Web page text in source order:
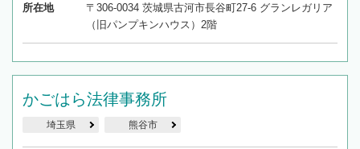
所在地
〒306-0034 茨城県古河市長谷町27-6 グランレガリア
（旧パンプキンハウス）2階
かごはら法律事務所
埼玉県 熊谷市